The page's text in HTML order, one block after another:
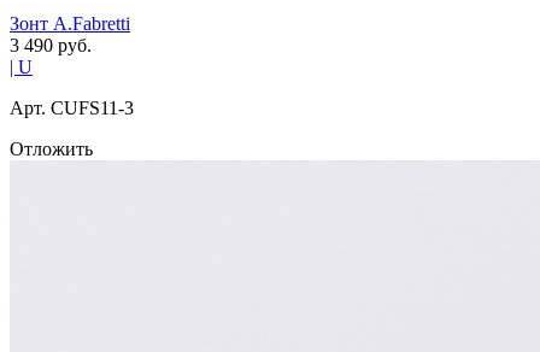
Зонт A.Fabretti
3 490 руб.
| U
Арт. СUFS11-3
Отложить